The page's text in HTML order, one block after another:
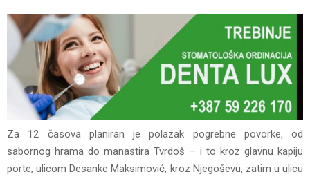
Za 12 časova planiran je polazak pogrebne povorke, od
sabornog hrama do manastira Tvrdoš – i to kroz glavnu kapiju
porte, ulicom Desanke Maksimović, kroz Njegoševu, zatim u ulicu